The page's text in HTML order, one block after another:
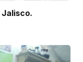
Jalisco.